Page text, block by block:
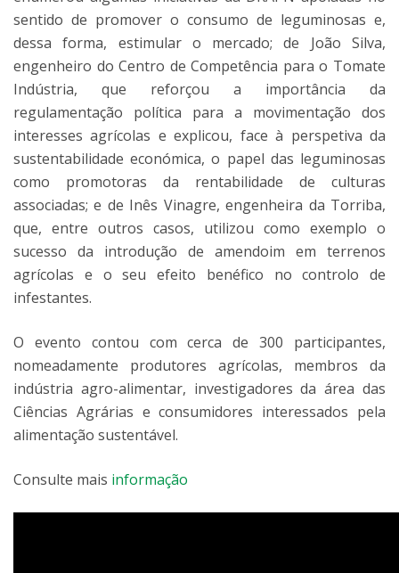
sentido de promover o consumo de leguminosas e,
dessa forma, estimular o mercado; de João Silva,
engenheiro do Centro de Competência para o Tomate
Indústria, que reforçou a importância da
regulamentação política para a movimentação dos
interesses agrícolas e explicou, face à perspetiva da
sustentabilidade económica, o papel das leguminosas
como promotoras da rentabilidade de culturas
associadas; e de Inês Vinagre, engenheira da Torriba,
que, entre outros casos, utilizou como exemplo o
sucesso da introdução de amendoim em terrenos
agrícolas e o seu efeito benéfico no controlo de
infestantes.
O evento contou com cerca de 300 participantes,
nomeadamente produtores agrícolas, membros da
indústria agro-alimentar, investigadores da área das
Ciências Agrárias e consumidores interessados pela
alimentação sustentável.
Consulte mais informação